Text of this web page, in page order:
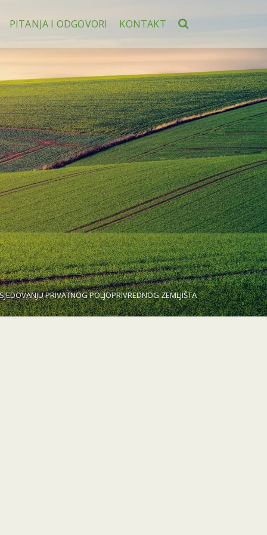
PITANJA I ODGOVORI KONTAKT
PRIVATNOG POLJOPRIVREDNOG ZEMLJIŠTA